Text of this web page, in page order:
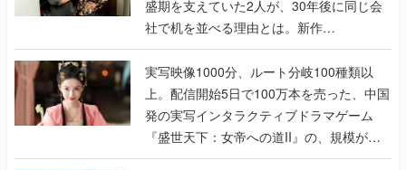
盛期を支えていた2人が、30年後に同じ会
社で机を並べる理由とは。新作
『TATSUJIN EXTREME』で初タッグを組
んだレジェンド2人に訊く開発秘話
実写映像1000分、ルート分岐100種類以
上。配信開始5日で100万本を売った、中国
発の実写インタラクティブドラマゲーム
『盛世天下：女帝への道II』の、規模が違
うこだわりをプロデューサーに聞いた